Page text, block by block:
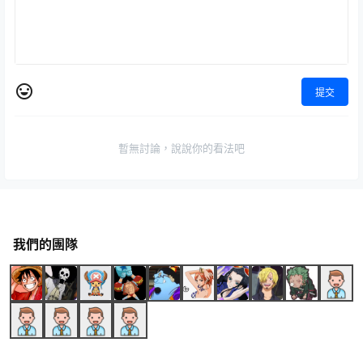
提交
暫無討論，說說你的看法吧
我們的團隊